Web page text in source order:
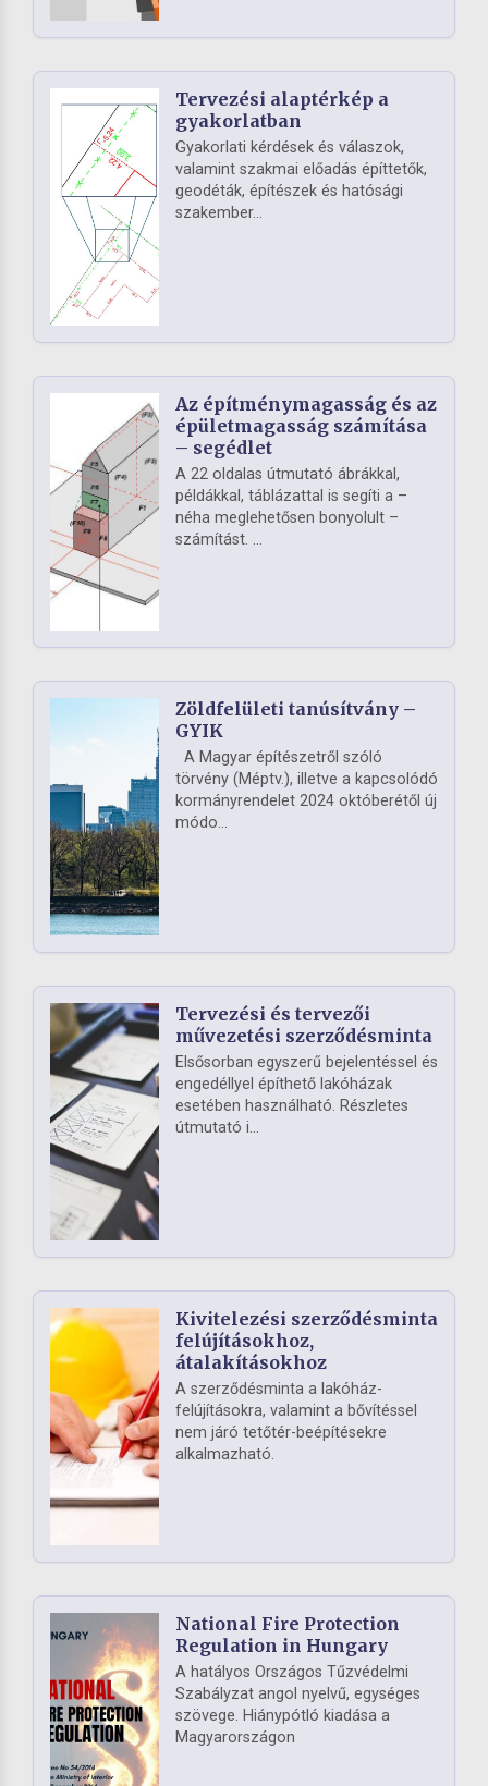
Tervezési alaptérkép a
gyakorlatban
Gyakorlati kérdések és válaszok,
valamint szakmai előadás építtetők,
geodéták, építészek és hatósági
szakember...
Az építménymagasság és az
épületmagasság számítása
– segédlet
A 22 oldalas útmutató ábrákkal,
példákkal, táblázattal is segíti a –
néha meglehetősen bonyolult –
számítást. ...
Zöldfelületi tanúsítvány –
GYIK
A Magyar építészetről szóló
törvény (Méptv.), illetve a kapcsolódó
kormányrendelet 2024 októberétől új
módo...
Tervezési és tervezői
művezetési szerződésminta
Elsősorban egyszerű bejelentéssel és
engedéllyel építhető lakóházak
esetében használható. Részletes
útmutató i...
Kivitelezési szerződésminta
felújításokhoz,
átalakításokhoz
A szerződésminta a lakóház-
felújításokra, valamint a bővítéssel
nem járó tetőtér-beépítésekre
alkalmazható.
National Fire Protection
Regulation in Hungary
A hatályos Országos Tűzvédelmi
Szabályzat angol nyelvű, egységes
szövege. Hiánypótló kiadása a
Magyarországon